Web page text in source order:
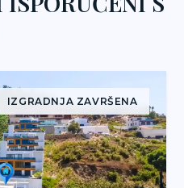
IZGRADNJA ZAVRŠENA